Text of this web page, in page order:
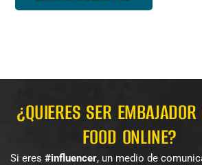
¿QUIERES SER
FOOD ONLINE?
Si eres #influencer, un medio de